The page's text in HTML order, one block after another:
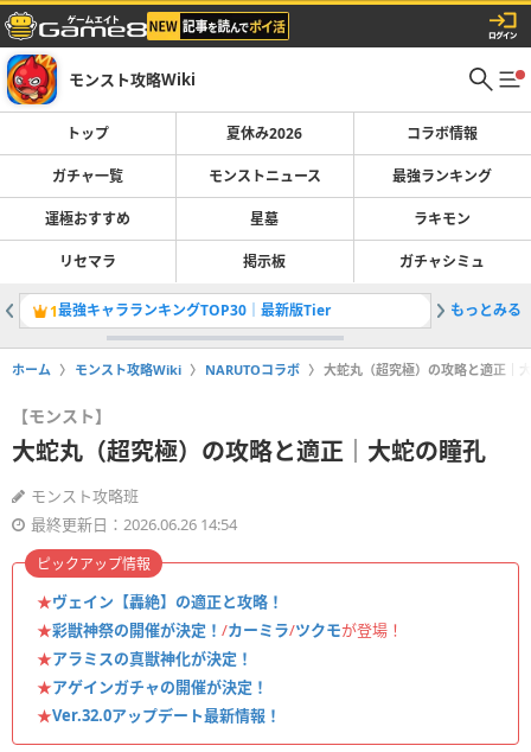
モンスト攻略Wiki
トップ 夏休み2026 コラボ情報
ガチャ一覧 モンストニュース 最強ランキング
運極おすすめ 星墓 ラキモン
リセマラ 掲示板 ガチャシミュ
1最強キャラランキングTOP30｜最新版Tier 2ランク
もっとみる
ホーム モンスト攻略Wiki NARUTOコラボ 大蛇丸（超究極）の攻略と適正｜
【モンスト】
大蛇丸（超究極）の攻略と適正｜大蛇の瞳孔
モンスト攻略班
最終更新日：2026.06.26 14:54
★ヴェイン【轟絶】の適正と攻略！
★彩獣神祭の開催が決定！ /カーミラ/ツクモが登場！
★アラミスの真獣神化が決定！
★アゲインガチャの開催が決定！
★Ver.32.0アップデート最新情報！
ピックアップ情報